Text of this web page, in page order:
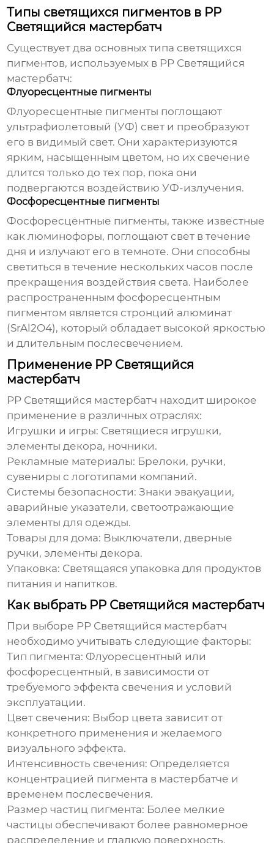
Типы светящихся пигментов в PP
Светящийся мастербатч
Существует два основных типа светящихся
пигментов, используемых в PP Светящийся
мастербатч:
Флуоресцентные пигменты
Флуоресцентные пигменты поглощают
ультрафиолетовый (УФ) свет и преобразуют
его в видимый свет. Они характеризуются
ярким, насыщенным цветом, но их свечение
длится только до тех пор, пока они
подвергаются воздействию УФ-излучения.
Фосфоресцентные пигменты
Фосфоресцентные пигменты, также известные
как люминофоры, поглощают свет в течение
дня и излучают его в темноте. Они способны
светиться в течение нескольких часов после
прекращения воздействия света. Наиболее
распространенным фосфоресцентным
пигментом является стронций алюминат
(SrAl2O4), который обладает высокой яркостью
и длительным послесвечением.
Применение PP Светящийся
мастербатч
PP Светящийся мастербатч находит широкое
применение в различных отраслях:
Игрушки и игры: Светящиеся игрушки,
элементы декора, ночники.
Рекламные материалы: Брелоки, ручки,
сувениры с логотипами компаний.
Системы безопасности: Знаки эвакуации,
аварийные указатели, светоотражающие
элементы для одежды.
Товары для дома: Выключатели, дверные
ручки, элементы декора.
Упаковка: Светящаяся упаковка для продуктов
питания и напитков.
Как выбрать PP Светящийся мастербатч
При выборе PP Светящийся мастербатч
необходимо учитывать следующие факторы:
Тип пигмента: Флуоресцентный или
фосфоресцентный, в зависимости от
требуемого эффекта свечения и условий
эксплуатации.
Цвет свечения: Выбор цвета зависит от
конкретного применения и желаемого
визуального эффекта.
Интенсивность свечения: Определяется
концентрацией пигмента в мастербатче и
временем послесвечения.
Размер частиц пигмента: Более мелкие
частицы обеспечивают более равномерное
распределение и гладкую поверхность.